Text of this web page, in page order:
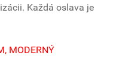
Každá oslava je
MODERNÝ